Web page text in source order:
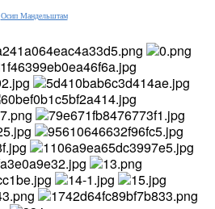
Осип Мандельштам